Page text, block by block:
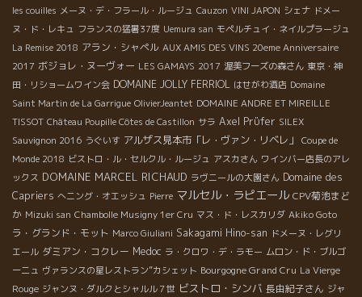
les couilles メーヌ・デ・フラール・ルージュ Cauzon VINI JAPON シェナ ドメー
ヌ・ド・レキュ フランスの猛暑37度 Uemura san モペルチュイ・ネイルプラージュ
La Remise 2018 アラン・シャペル AUX AMIS DES VINS 20eme Anniversaire
2017 ボジョレ・ヌーヴォー LES GAMAYS 2017 渥美フーズの森さん 東京・神
田・リショームワイン会 DOMAINE JOLLY FERRIOL はせがわ酒店 Domaine
Saint Martin de La Garrigue OlivierJeantet DOMAINE ANDRE ET MIREILLE
TISSOT Château Poupille Côtes de Castillon サラ Axel Prϋfer SILEX
Sauvignon 2016 うぐいす アルザス見本市「レ・ヴァン・リベレ」
Coupe de
Monde 2018 ビストロ・ル・セルクル・ルージュ アスカさん ワインバー店長のアレ
ックス DOMAINE MARCEL RICHAUD ラヴニールの大園さん Domaine des
Capriers へニング・オエッシュ Pierre マルセル・ラピエール CPV菊池まど
か Mizuki san Chambolle Musigny 1er Cru マス・ド・レスカリダ Akiko Goto
ラ・グランド・モット Marco Giuliani Sakagami Hino-san ドメーヌ・レグリ
エール ダミアン・コクレー Medoc ラ・クロワ・デ・ラモー ムロン・ド・ブルゴ
ーニュ ヴァランスの星レストラン”カシェット Bourgogne Grand Cru La Vierge
Rouge ジャンヌ・ダルクとシャルル７世 ビストロ・シンバ 長由紀子さん ジャ